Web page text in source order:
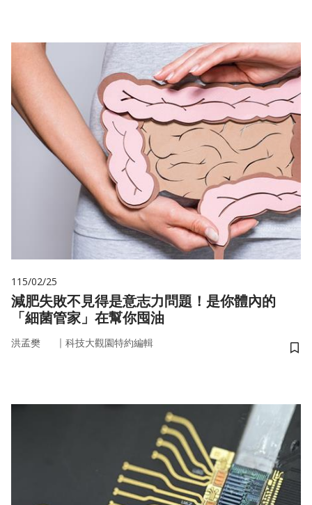
115/02/25
減肥失敗不見得是意志力問題！是你體內的
「細菌管家」在幫你囤油
洪孟樊 ｜ 科技大觀園特約編輯
儲